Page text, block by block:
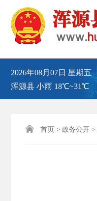
2026年08月07日 星期五
浑源县 小雨 18℃~31℃
 首页 > 政务公开 >